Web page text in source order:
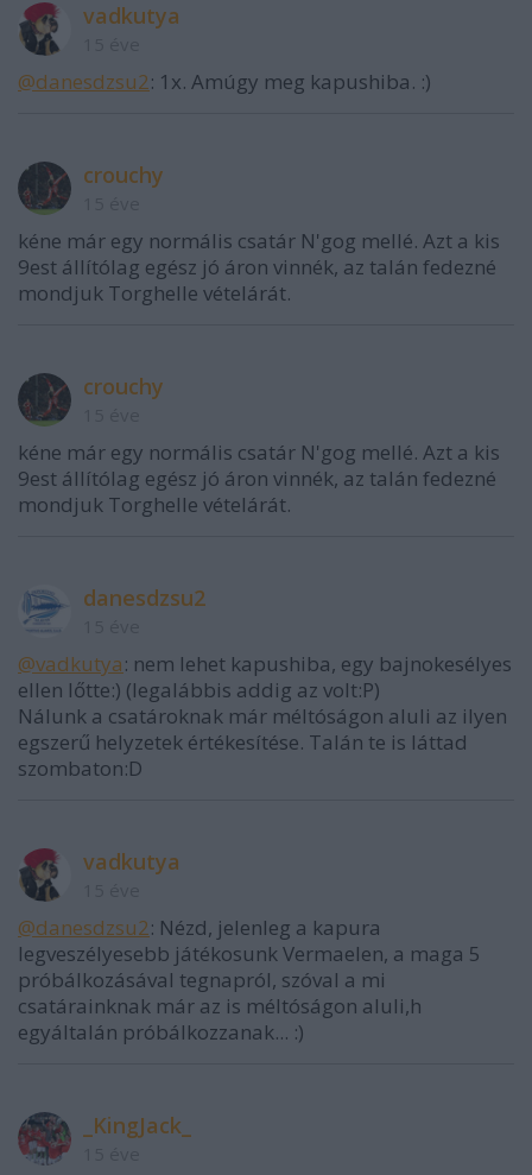
vadkutya
@danesdzsu2: 1x. Amúgy meg kapushiba. :)
crouchy
kéne már egy normális csatár N'gog mellé. Azt a kis
9est állítólag egész jó áron vinnék, az talán fedezné
mondjuk Torghelle vételárát.
crouchy
kéne már egy normális csatár N'gog mellé. Azt a kis
9est állítólag egész jó áron vinnék, az talán fedezné
mondjuk Torghelle vételárát.
danesdzsu2
@vadkutya: nem lehet kapushiba, egy bajnokesélyes
ellen lőtte:) (legalábbis addig az volt:P)
Nálunk a csatároknak már méltóságon aluli az ilyen
egszerű helyzetek értékesítése. Talán te is láttad
szombaton:D
vadkutya
@danesdzsu2: Nézd, jelenleg a kapura
legveszélyesebb játékosunk Vermaelen, a maga 5
próbálkozásával tegnapról, szóval a mi
csatárainknak már az is méltóságon aluli,h
egyáltalán próbálkozzanak... :)
_KingJack_